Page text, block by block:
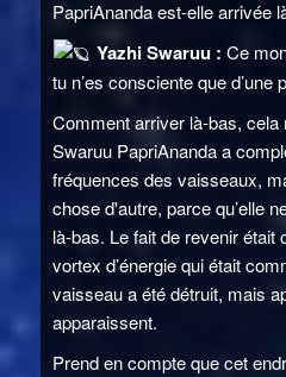
PapriAnanda est-elle arrivée
Yazhi Swaruu : Ce
tu n’es consciente que d’une
Comment arriver là-bas, cela
Swaruu PapriAnanda a
fréquences des vaisseaux,
chose d'autre, parce qu’elle
là-bas. Le fait de revenir
vortex d’énergie qui était
vaisseau a été détruit, mais
apparaissent.
Prend en compte que cet